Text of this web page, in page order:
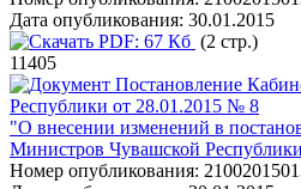
Дата опубликования: 30.01.2015
PDF: 67 Кб (2 стр.)
11405
Постановление
Республики от 28.01.2015 № 8
"О внесении изменений в
Министров Чувашской
Номер опубликования: